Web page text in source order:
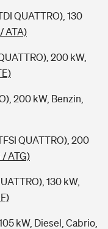
QUATTRO), 130
ATA)
200 kW,
200 kW, Benzin,
QUATTRO), 200
ATG)
130 kW,
kW, Diesel, Cabrio,